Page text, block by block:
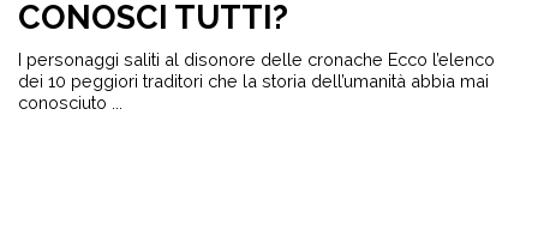
CONOSCI TUTTI?
I personaggi saliti al disonore delle cronache Ecco l’elenco
dei 10 peggiori traditori che la storia dell’umanità abbia mai
conosciuto ...